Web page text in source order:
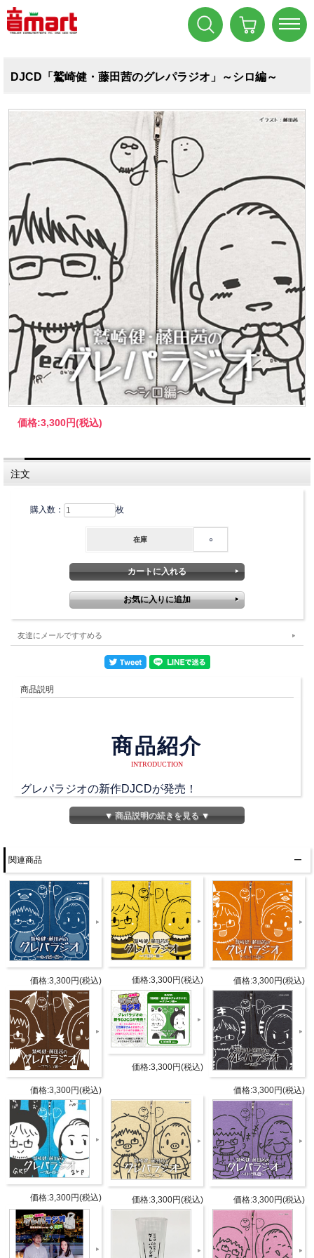
DJCD「鷲崎健・藤田茜のグレパラジオ」～シロ編～
価格:3,300円(税込)
注文
購入数： 枚
在庫 ○
友達にメールですすめる
商品説明
商品紹介
INTRODUCTION
グレパラジオの新作DJCDが発売！
新規録りおろしラジオが2枚組になっています。
DISC1ではグレパラジオとして2人の録りおろしラジ
DISC2ではグレパラジオPとしてゲストに釘宮理恵さ
んをおよびした録りおろしラジオを収録！
ジャケットは藤田さんが描いたオリジナルイラストを
使用！
商品詳細
DETAIL
発売日 2021年1月9日(土)
パーソ
ナリテ
ィ
鷲崎健、藤田茜
新規録
りおろ
しゲス
ト
釘宮理恵
CD2枚組
DISC1：[オーディオCD] 新規録りお
▼ 商品説明の続きを見る ▼
関連商品
価格:3,300円(税込) 価格:3,300円(税込) 価格:3,300円(税込)
価格:3,300円(税込)
価格:3,300円(税込)
価格:3,300円(税込)
価格:3,300円(税込) 価格:3,300円(税込) 価格:3,300円(税込)